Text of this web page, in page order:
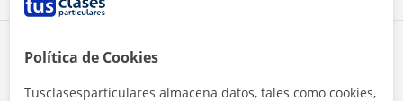
Zona de Mar
Política de Cookies
Tusclasesparticulares almacena datos, tales como cookies,